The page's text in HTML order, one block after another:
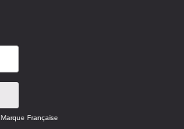
Marque Française